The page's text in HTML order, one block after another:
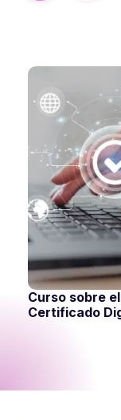
Curso sobre el
Certificado